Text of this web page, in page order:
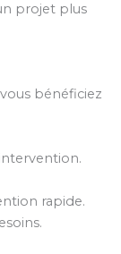
projet plus
bénéficiez
rapide.